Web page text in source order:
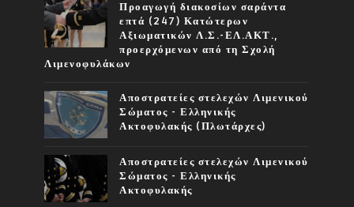
Προαγωγή διακοσίων σαράντα
επτά (247) Κατώτερων
Αξιωματικών Λ.Σ.-ΕΛ.ΑΚΤ.,
προερχόμενων από τη Σχολή
Λιμενοφυλάκων
Αποστρατείες στελεχών Λιμενικού
Σώματος - Ελληνικής
Ακτοφυλακής (Πλωτάρχες)
Αποστρατείες στελεχών Λιμενικού
Σώματος - Ελληνικής
Ακτοφυλακής